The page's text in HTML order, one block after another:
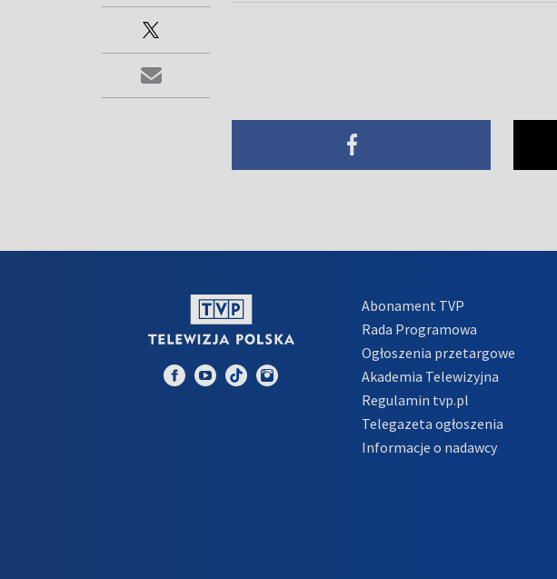
Abonament TVP
Rada Programowa
Ogłoszenia przetargowe
Akademia Telewizyjna
Regulamin tvp.pl
Telegazeta ogłoszenia
Informacje o nadawcy